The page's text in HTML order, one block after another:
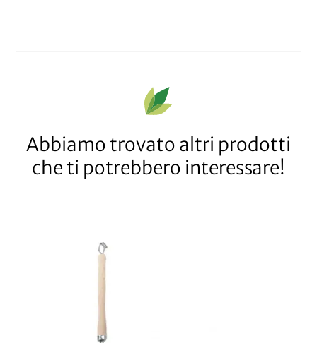
Abbiamo trovato altri prodotti
che ti potrebbero interessare!